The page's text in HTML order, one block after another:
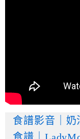
食譜影音｜